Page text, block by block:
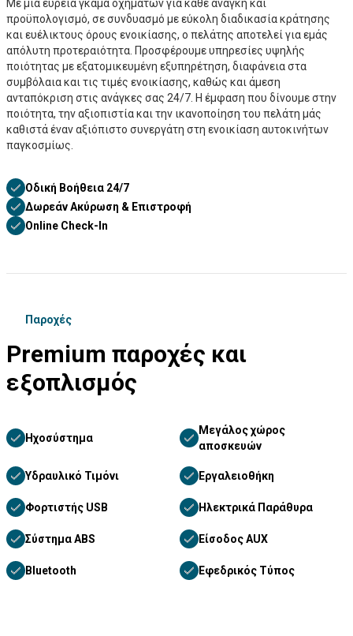
Με μια ευρεία γκάμα οχημάτων για κάθε ανάγκη και
προϋπολογισμό, σε συνδυασμό με εύκολη διαδικασία κράτησης
και ευέλικτους όρους ενοικίασης, ο πελάτης αποτελεί για εμάς
απόλυτη προτεραιότητα. Προσφέρουμε υπηρεσίες υψηλής
ποιότητας με εξατομικευμένη εξυπηρέτηση, διαφάνεια στα
συμβόλαια και τις τιμές ενοικίασης, καθώς και άμεση
ανταπόκριση στις ανάγκες σας 24/7. Η έμφαση που δίνουμε στην
ποιότητα, την αξιοπιστία και την ικανοποίηση του πελάτη μάς
καθιστά έναν αξιόπιστο συνεργάτη στη ενοικίαση αυτοκινήτων
παγκοσμίως.
Οδική Βοήθεια 24/7
Δωρεάν Ακύρωση & Επιστροφή
Online Check-In
Παροχές
Premium παροχές και
εξοπλισμός
Ηχοσύστημα
Μεγάλος χώρος
αποσκευών
Υδραυλικό Τιμόνι Εργαλειοθήκη
Φορτιστής USB Ηλεκτρικά Παράθυρα
Σύστημα ABS Είσοδος AUX
Bluetooth Εφεδρικός Τύπος